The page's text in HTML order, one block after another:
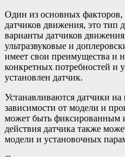
Один из основных факторов,
датчиков движения, это тип
варианты датчиков
ультразвуковые и
имеет свои преимущества и
конкретных потребностей и
установлен датчик.
Устанавливаются датчики
зависимости от модели и
может быть фиксированным
действия датчика также
модели и установочных